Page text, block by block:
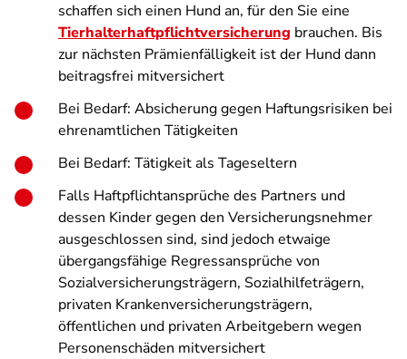
schaffen sich einen Hund an, für den Sie eine
Tierhalterhaftpflichtversicherung brauchen. Bis
zur nächsten Prämienfälligkeit ist der Hund dann
beitragsfrei mitversichert
Bei Bedarf: Absicherung gegen Haftungsrisiken bei
ehrenamtlichen Tätigkeiten
Bei Bedarf: Tätigkeit als Tageseltern
Falls Haftpflichtansprüche des Partners und
dessen Kinder gegen den Versicherungsnehmer
ausgeschlossen sind, sind jedoch etwaige
übergangsfähige Regressansprüche von
Sozialversicherungsträgern, Sozialhilfeträgern,
privaten Krankenversicherungsträgern,
öffentlichen und privaten Arbeitgebern wegen
Personenschäden mitversichert